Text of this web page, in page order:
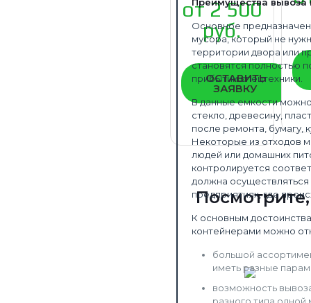
от 2 500
руб.
ОСТАВИТЬ
ЗАЯВКУ
Основное
мусора, который не
территории двора или
становятся полностью
прибытии спецтехники.
В данные емкости
стекло, древесину,
после ремонта, бумагу,
Некоторые из отходов
людей или домашних
контролируется
должна осуществляться
предприятиях, где
К основным
контейнерами можно
большой
иметь разные
возможность
разного типа